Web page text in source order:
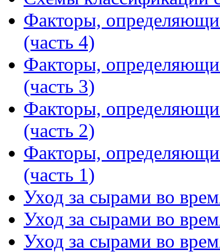
Факторы,
(часть 4)
Факторы,
(часть 3)
Факторы,
(часть 2)
Факторы,
(часть 1)
Уход за сырами во
Уход за сырами во
Уход за сырами во